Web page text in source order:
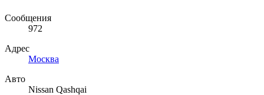
Сообщения
972
Адрес
Москва
Авто
Nissan Qashqai